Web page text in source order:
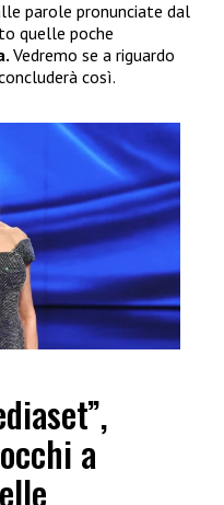
parole pronunciate dal
quelle poche
Vedremo se a riguardo
così.
a